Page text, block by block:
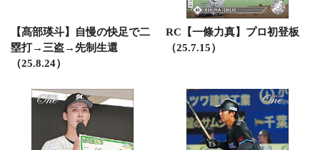
【髙部瑛斗】自慢の快足で二
塁打→三盗→先制生還
（25.8.24）
RC【一條力真】プロ初登板
（25.7.15）